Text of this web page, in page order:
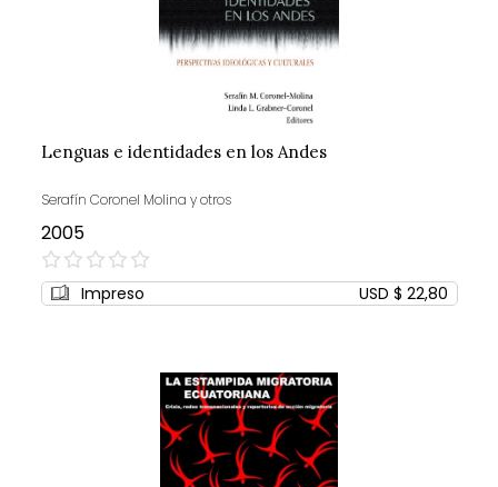
Lenguas e identidades en los Andes
Serafín Coronel Molina y otros
2005
0%
Impreso USD $ 22,80